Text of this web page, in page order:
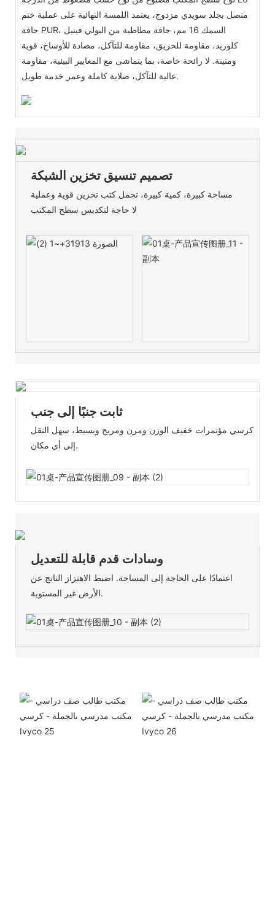
متصل بجلد سويدي مزدوج، يعتمد اللمسة النهائية على عملية ختم
حافة PUR، السمك 16 مم، حافة مطاطية من البولي فينيل
كلوريد، مقاومة للحريق، مقاومة للتآكل، مضادة للأوساخ، قوية
ومتينة. لا رائحة خاصة، بما يتماشى مع المعايير البيئية، مقاومة
عالية للتآكل، صلابة كاملة وعمر خدمة طويل.
تصميم تنسيق تخزين الشبكة
مساحة كبيرة، كمية كبيرة، تحمل كتب تخزين قوية وعملية
لا حاجة لتكديس سطح المكتب
ثابت جنبًا إلى جنب
كرسي مؤتمرات خفيف الوزن ومرن ومريح وبسيط، سهل النقل
إلى أي مكان.
وسادات قدم قابلة للتعديل
اعتمادًا على الحاجة إلى المساحة. اضبط الاهتزاز الناتج عن
الأرض غير المستوية.